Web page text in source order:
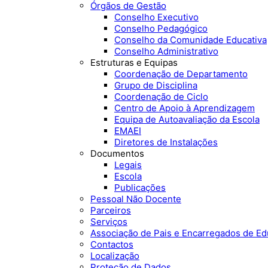
Órgãos de Gestão
Conselho Executivo
Conselho Pedagógico
Conselho da Comunidade Educativa
Conselho Administrativo
Estruturas e Equipas
Coordenação de Departamento
Grupo de Disciplina
Coordenação de Ciclo
Centro de Apoio à Aprendizagem
Equipa de Autoavaliação da Escola
EMAEI
Diretores de Instalações
Documentos
Legais
Escola
Publicações
Pessoal Não Docente
Parceiros
Serviços
Associação de Pais e Encarregados de
Contactos
Localização